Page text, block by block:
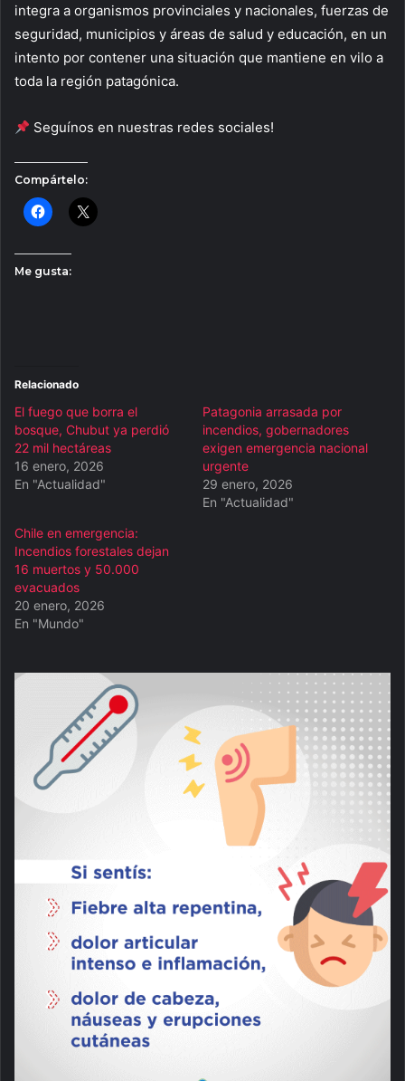
integra a organismos provinciales y nacionales, fuerzas de
seguridad, municipios y áreas de salud y educación, en un
intento por contener una situación que mantiene en vilo a
toda la región patagónica.
Seguínos en nuestras redes sociales!
Compártelo:
Me gusta:
Relacionado
El fuego que borra el
bosque, Chubut ya perdió
22 mil hectáreas
16 enero, 2026
En "Actualidad"
Patagonia arrasada por
incendios, gobernadores
exigen emergencia nacional
urgente
29 enero, 2026
En "Actualidad"
Chile en emergencia:
Incendios forestales dejan
16 muertos y 50.000
evacuados
20 enero, 2026
En "Mundo"